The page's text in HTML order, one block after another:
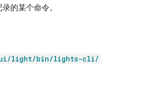
的某个命令。
light/bin/lights-cli/